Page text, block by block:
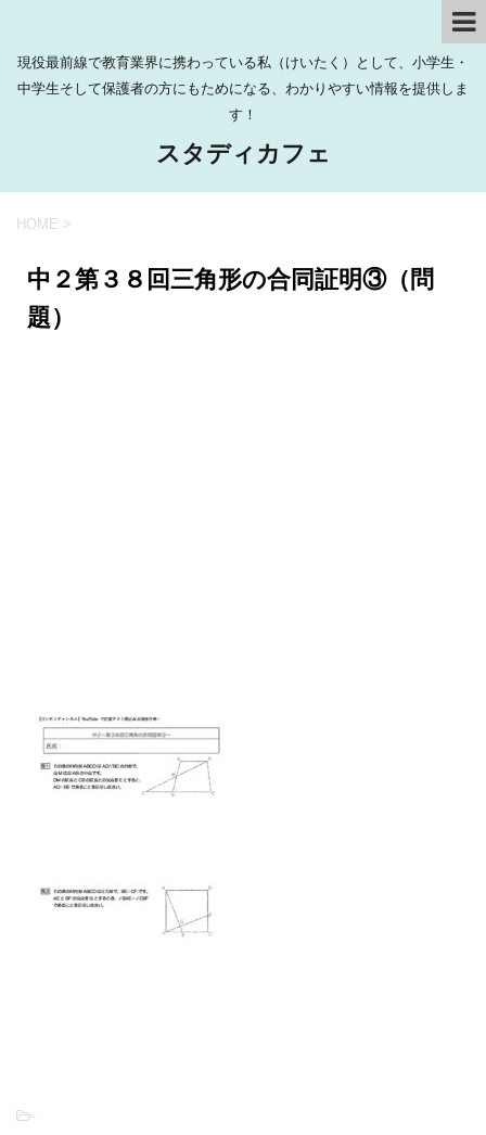
現役最前線で教育業界に携わっている私（けいたく）として、小学生・
中学生そして保護者の方にもためになる、わかりやすい情報を提供しま
す！
スタディカフェ
HOME >
中２第３８回三角形の合同証明③（問
題）
-